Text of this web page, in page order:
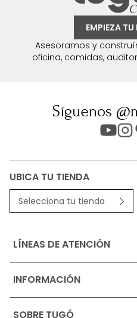
EMPIEZA
Asesoramos y
oficina, comidas,
Síguenos
UBICA TU TIENDA
Selecciona tu tienda
LÍNEAS DE ATENCIÓN
INFORMACIÓN
Ofertas vigentes
SOBRE TUGÓ